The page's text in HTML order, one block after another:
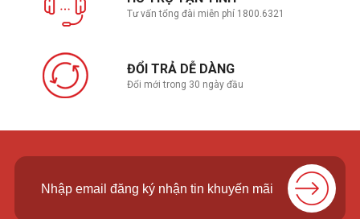
Tư vấn tổng đài miễn phí 1800.6321
ĐỔI TRẢ DỄ DÀNG
Đổi mới trong 30 ngày đầu